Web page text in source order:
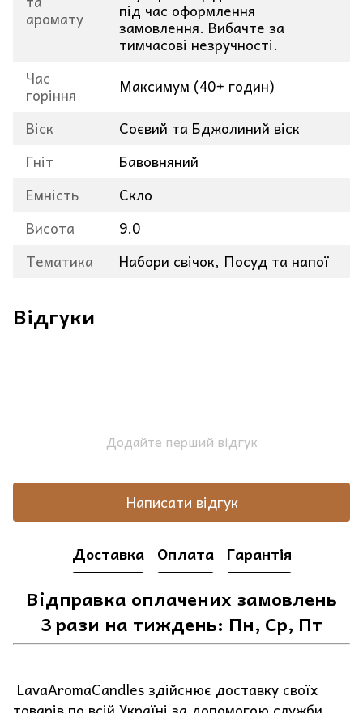
аромату під час оформлення
замовлення. Вибачте за
тимчасові незручності.
Час
горіння
Максимум (40+ годин)
Віск
Соєвий та Бджолиний віск
Гніт
Бавовняний
Емність
Скло
Висота
9.0
Тематика
Набори свічок, Посуд та напої
Відгуки
Додайте перший відгук
Написати відгук
Доставка Оплата Гарантія
Відправка оплачених замовлень
3 рази на тиждень: Пн, Ср, Пт
LavaAromaCandles здійснює доставку своїх